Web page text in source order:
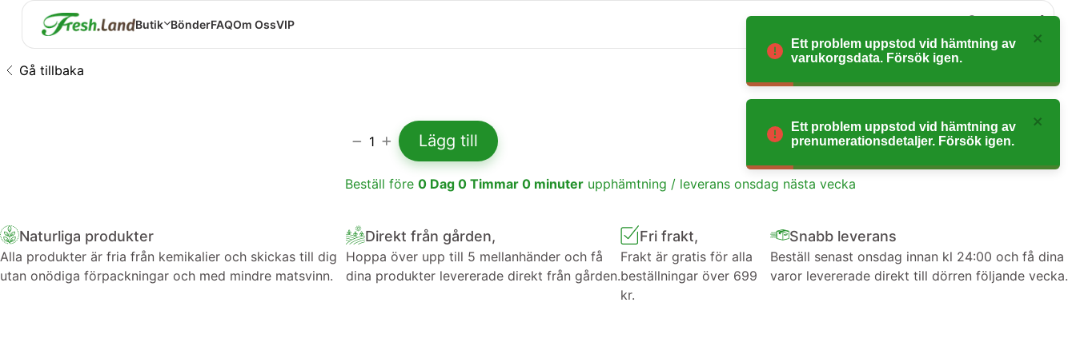
Butik BönderFAQOm OssVIP 0
Gå tillbaka
1 Lägg till
Beställ före 0 Dag 0 Timmar 0 minuter upphämtning / leverans onsdag nästa vecka
Naturliga produkter
Alla produkter är fria från kemikalier och skickas till dig
utan onödiga förpackningar och med mindre matsvinn.
Direkt från gården,
Hoppa över upp till 5 mellanhänder och få
dina produkter levererade direkt från gården.
Fri frakt,
Frakt är gratis för alla
beställningar över 699
kr.
Snabb leverans
Beställ senast onsdag innan kl 24:00 och få dina
varor levererade direkt till dörren följande vecka.
Ett problem uppstod vid hämtning av
varukorgsdata. Försök igen.
Ett problem uppstod vid hämtning av
prenumerationsdetaljer. Försök igen.